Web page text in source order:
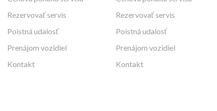
Rezervovať servis
Poistná udalosť
Prenájom vozidiel
Kontakt
Rezervovať servis
Poistná udalosť
Prenájom vozidiel
Kontakt